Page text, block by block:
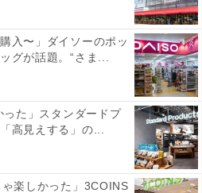
入〜」ダイソーのポッ
グが話題。“さま...
った」スタンダードプ
高見えする」の...
ゃ楽しかった」3COINS